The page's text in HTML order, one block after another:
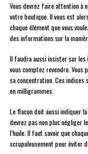
Vous devrez faire attention à
votre boutique. Il vous est
chaque élément que vous
des informations sur la
Il faudra aussi insister sur
vous comptez revendre.
sa concentration. Ces indices
en milligrammes.
Le flacon doit aussi indiquer
devrez pas non plus négliger
l’huile. Il faut savoir que
scrupuleusement pour éviter